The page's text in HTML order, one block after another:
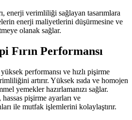
enerji verimliliği sağlayan tasarımlara
enerji maliyetlerini düşürmesine ve
olanak sağlar.
Fırın Performansı
performansı ve hızlı pişirme
artırır. Yüksek ısıda ve homojen
yemekler hazırlamanızı sağlar.
pişirme ayarları ve
ile mutfak işlemlerini kolaylaştırır.